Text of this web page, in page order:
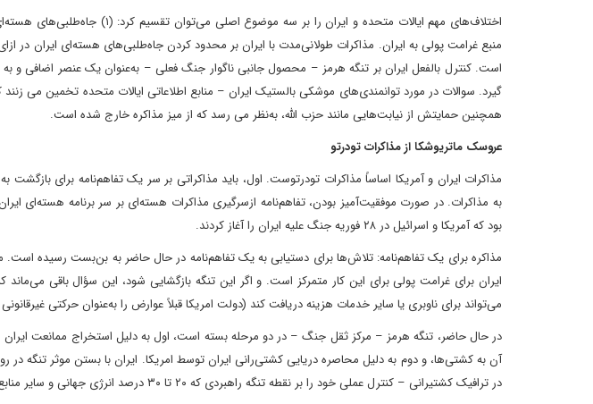
منبع غرامت پولی به ایران. مذاکرات طولانی‌مدت با ایران بر محدود کردن جاه‌طلبی‌های هسته‌ای ایران در
است. کنترل بالفعل ایران بر تنگه هرمز – محصول جانبی ناگوار جنگ فعلی – به‌عنوان یک عنصر اضافی و به
همچنین حمایتش از نیابت‌هایی مانند حزب الله، به‌نظر می رسد که از میز مذاکره خارج شده است.
عروسک ماتریوشکا از مذاکرات تودرتو
مذاکرات ایران و آمریکا اساساً مذاکرات تودرتوست. اول، باید مذاکراتی بر سر یک تفاهم‌نامه برای
به مذاکرات. در صورت موفقیت‌آمیز بودن، تفاهم‌نامه ازسرگیری مذاکرات هسته‌ای بر سر برنامه هسته‌ای
بود که آمریکا و اسرائیل در ۲۸ فوریه جنگ علیه ایران را آغاز کردند.
مذاکره برای یک تفاهم‌نامه: تلاش‌ها برای دستیابی به یک تفاهم‌نامه در حال حاضر به بن‌بست رسیده است.
ایران برای غرامت پولی برای این کار متمرکز است. و اگر این تنگه بازگشایی شود، این سؤال باقی
می‌تواند برای ناوبری یا سایر خدمات هزینه دریافت کند (دولت امریکا قبلاً عوارض را به‌عنوان حرکتی
در حال حاضر، تنگه هرمز – مرکز ثقل جنگ – در دو مرحله بسته است، اول به دلیل استخراج ممانعت
آن به کشتی‌ها، و دوم به دلیل محاصره دریایی کشتی‌رانی ایران توسط امریکا. ایران با بستن موثر تنگه در
در ترافیک کشتیرانی – کنترل عملی خود را بر نقطه تنگه راهبردی که ۲۰ تا ۳۰ درصد انرژی جهانی و سایر منابع کلیدی از آنجا عبور می کند، نشان داده است.